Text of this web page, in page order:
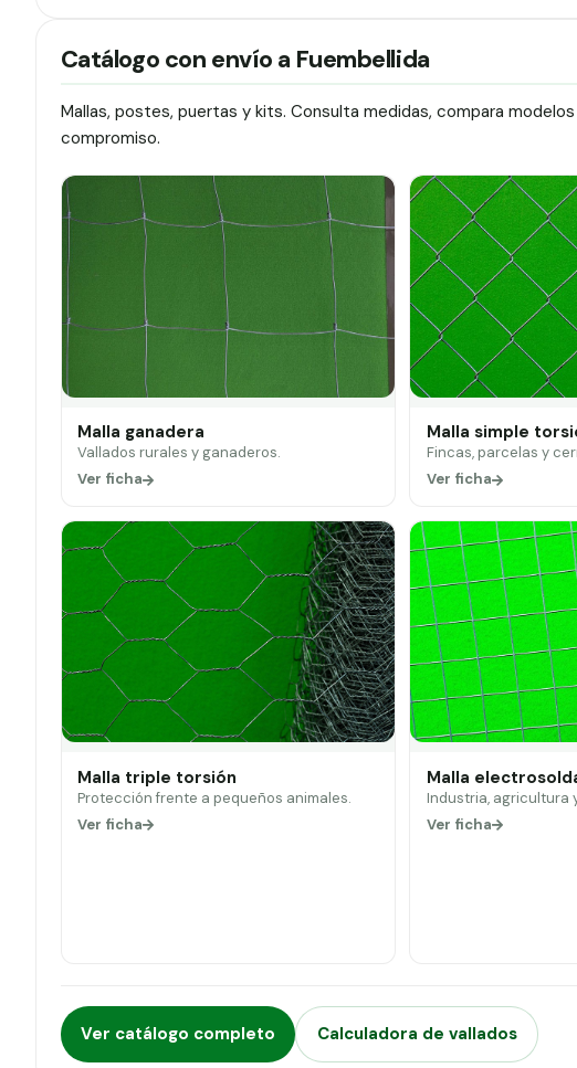
Catálogo con envío a Fuembellida
Mallas, postes, puertas y kits. Consulta medidas, compara
compromiso.
Malla ganadera
Vallados rurales y ganaderos.
Ver ficha
Malla simple
Fincas, parcelas y
Ver ficha
Malla triple torsión
Protección frente a pequeños animales.
Ver ficha
Malla
Industria, agricultura
Ver ficha
Ver catálogo completo Calculadora de vallados